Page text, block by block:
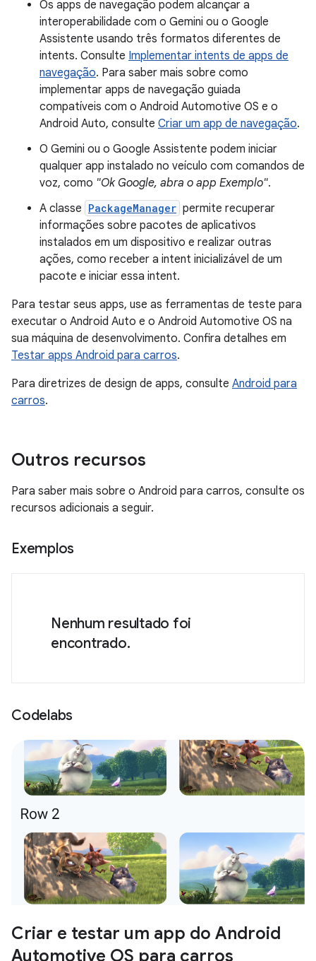
Os apps de navegação podem alcançar a
interoperabilidade com o Gemini ou o Google
Assistente usando três formatos diferentes de
intents. Consulte Implementar intents de apps de
navegação. Para saber mais sobre como
implementar apps de navegação guiada
compatíveis com o Android Automotive OS e o
Android Auto, consulte Criar um app de navegação.
O Gemini ou o Google Assistente podem iniciar
qualquer app instalado no veículo com comandos de
voz, como "Ok Google, abra o app Exemplo".
A classe PackageManager permite recuperar
informações sobre pacotes de aplicativos
instalados em um dispositivo e realizar outras
ações, como receber a intent inicializável de um
pacote e iniciar essa intent.
Para testar seus apps, use as ferramentas de teste para
executar o Android Auto e o Android Automotive OS na
sua máquina de desenvolvimento. Confira detalhes em
Testar apps Android para carros.
Para diretrizes de design de apps, consulte Android para
carros.
Outros recursos
Para saber mais sobre o Android para carros, consulte os
recursos adicionais a seguir.
Exemplos
Nenhum resultado foi
encontrado.
Codelabs
Criar e testar um app do Android
Automotive OS para carros